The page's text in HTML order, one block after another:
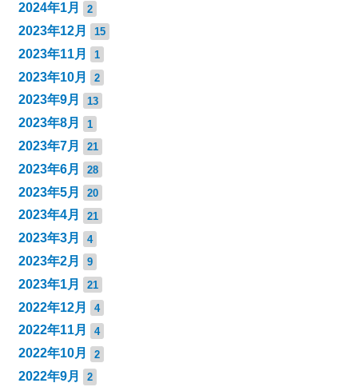
2024年1月 2
2023年12月 15
2023年11月 1
2023年10月 2
2023年9月 13
2023年8月 1
2023年7月 21
2023年6月 28
2023年5月 20
2023年4月 21
2023年3月 4
2023年2月 9
2023年1月 21
2022年12月 4
2022年11月 4
2022年10月 2
2022年9月 2